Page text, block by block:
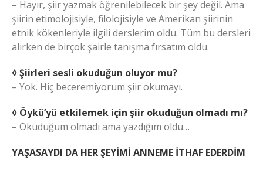
– Hayır, şiir yazmak öğrenilebilecek bir şey değil. Ama
şiirin etimolojisiyle, filolojisiyle ve Amerikan şiirinin
etnik kökenleriyle ilgili derslerim oldu. Tüm bu dersleri
alırken de birçok şairle tanışma fırsatım oldu.
◊ Şiirleri sesli okuduğun oluyor mu?
– Yok. Hiç beceremiyorum şiir okumayı.
◊ Öykü’yü etkilemek için şiir okuduğun olmadı mı?
– Okuduğum olmadı ama yazdığım oldu…
YAŞASAYDI DA HER ŞEYİMİ ANNEME İTHAF EDERDİM